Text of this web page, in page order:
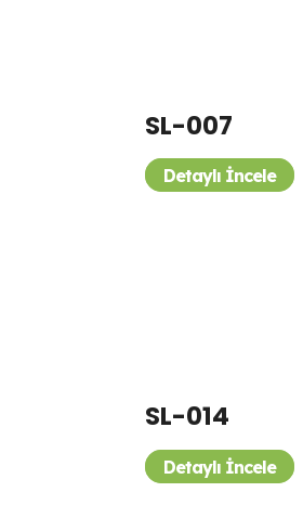
SL-007
Detaylı İncele
SL-014
Detaylı İncele